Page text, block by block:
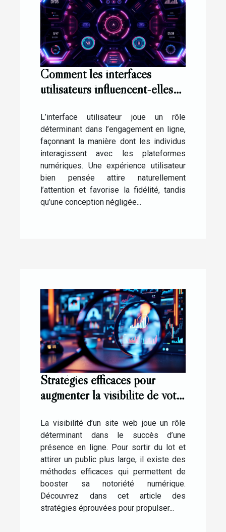
Comment les interfaces
utilisateurs influencent-elles
L’interface utilisateur joue un rôle
déterminant dans l’engagement en ligne,
façonnant la manière dont les individus
interagissent avec les plateformes
numériques. Une expérience utilisateur
bien pensée attire naturellement
l’attention et favorise la fidélité, tandis
qu’une conception négligée...
Stratégies efficaces pour
augmenter la visibilité de votre
La visibilité d’un site web joue un rôle
déterminant dans le succès d’une
présence en ligne. Pour sortir du lot et
attirer un public plus large, il existe des
méthodes efficaces qui permettent de
booster sa notoriété numérique.
Découvrez dans cet article des
stratégies éprouvées pour propulser...